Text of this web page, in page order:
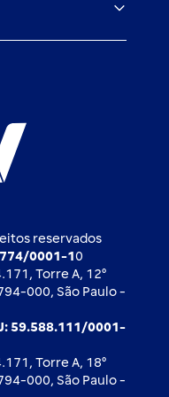
reservados
0001-1 0
Torre A, 12⁰
000, São Paulo -
59.588.111/0001-
Torre A, 18⁰
000, São Paulo -